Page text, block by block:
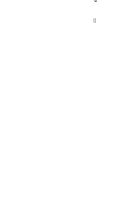
U2 –
1